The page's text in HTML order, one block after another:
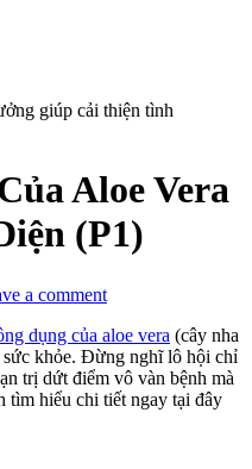
Aloe Vera
(P1)
a commenton
Công
Dụng
Của
Aloe
dụng của aloe vera (cây nha
sức khỏe. Đừng nghĩ lô hội chỉ
trị dứt điểm vô vàn bệnh mà
tìm hiểu chi tiết ngay tại đây